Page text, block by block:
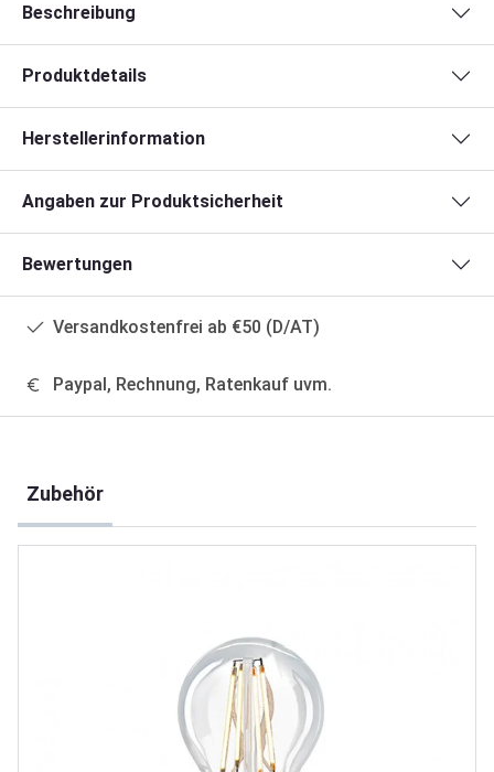
Beschreibung
Produktdetails
Herstellerinformation
Angaben zur Produktsicherheit
Bewertungen
Versandkostenfrei ab €50 (D/AT)
Paypal, Rechnung, Ratenkauf uvm.
Zubehör